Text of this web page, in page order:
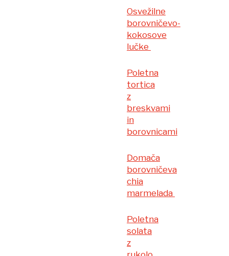
Osvežilne
borovničevo-
kokosove
lučke
Poletna
tortica
z
breskvami
in
borovnicami
Domača
borovničeva
chia
marmelada
Poletna
solata
z